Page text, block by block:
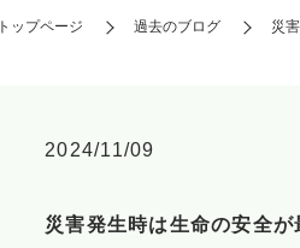
トップページ 過去のブログ 災
2024/11/09
災害発生時は生命の安全が